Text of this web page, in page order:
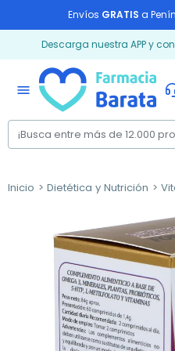
Envíos GRATIS a
Descarga nuestra APP y
menu
Inicio Dietética y Nutrición